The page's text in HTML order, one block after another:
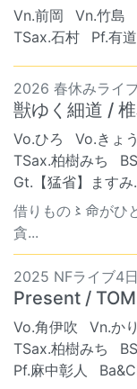
Vn.前岡 Vn.竹島
TSax.石村
Pf.有道
2026 春休みライ
獣ゆく細道 /
Vo.ひろ Vo.きょ
TSax.柏樹みち
Gt.【猛省】ます
借りもの〻命がひ
貪...
2025 NFライブ4
Present /
Vo.角伊吹 Vn.か
TSax.柏樹みち
Pf.麻中彰人